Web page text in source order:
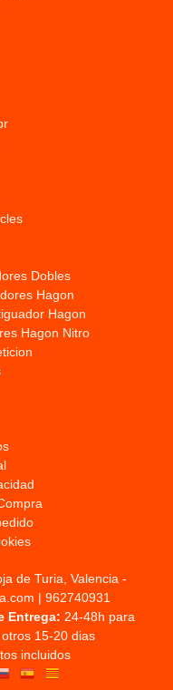
Dobles
Hagon
Hagon
Hagon Nitro
de Turia, Valencia -
| 962740931
Entrega: 24-48h para
15-20 dias
incluidos